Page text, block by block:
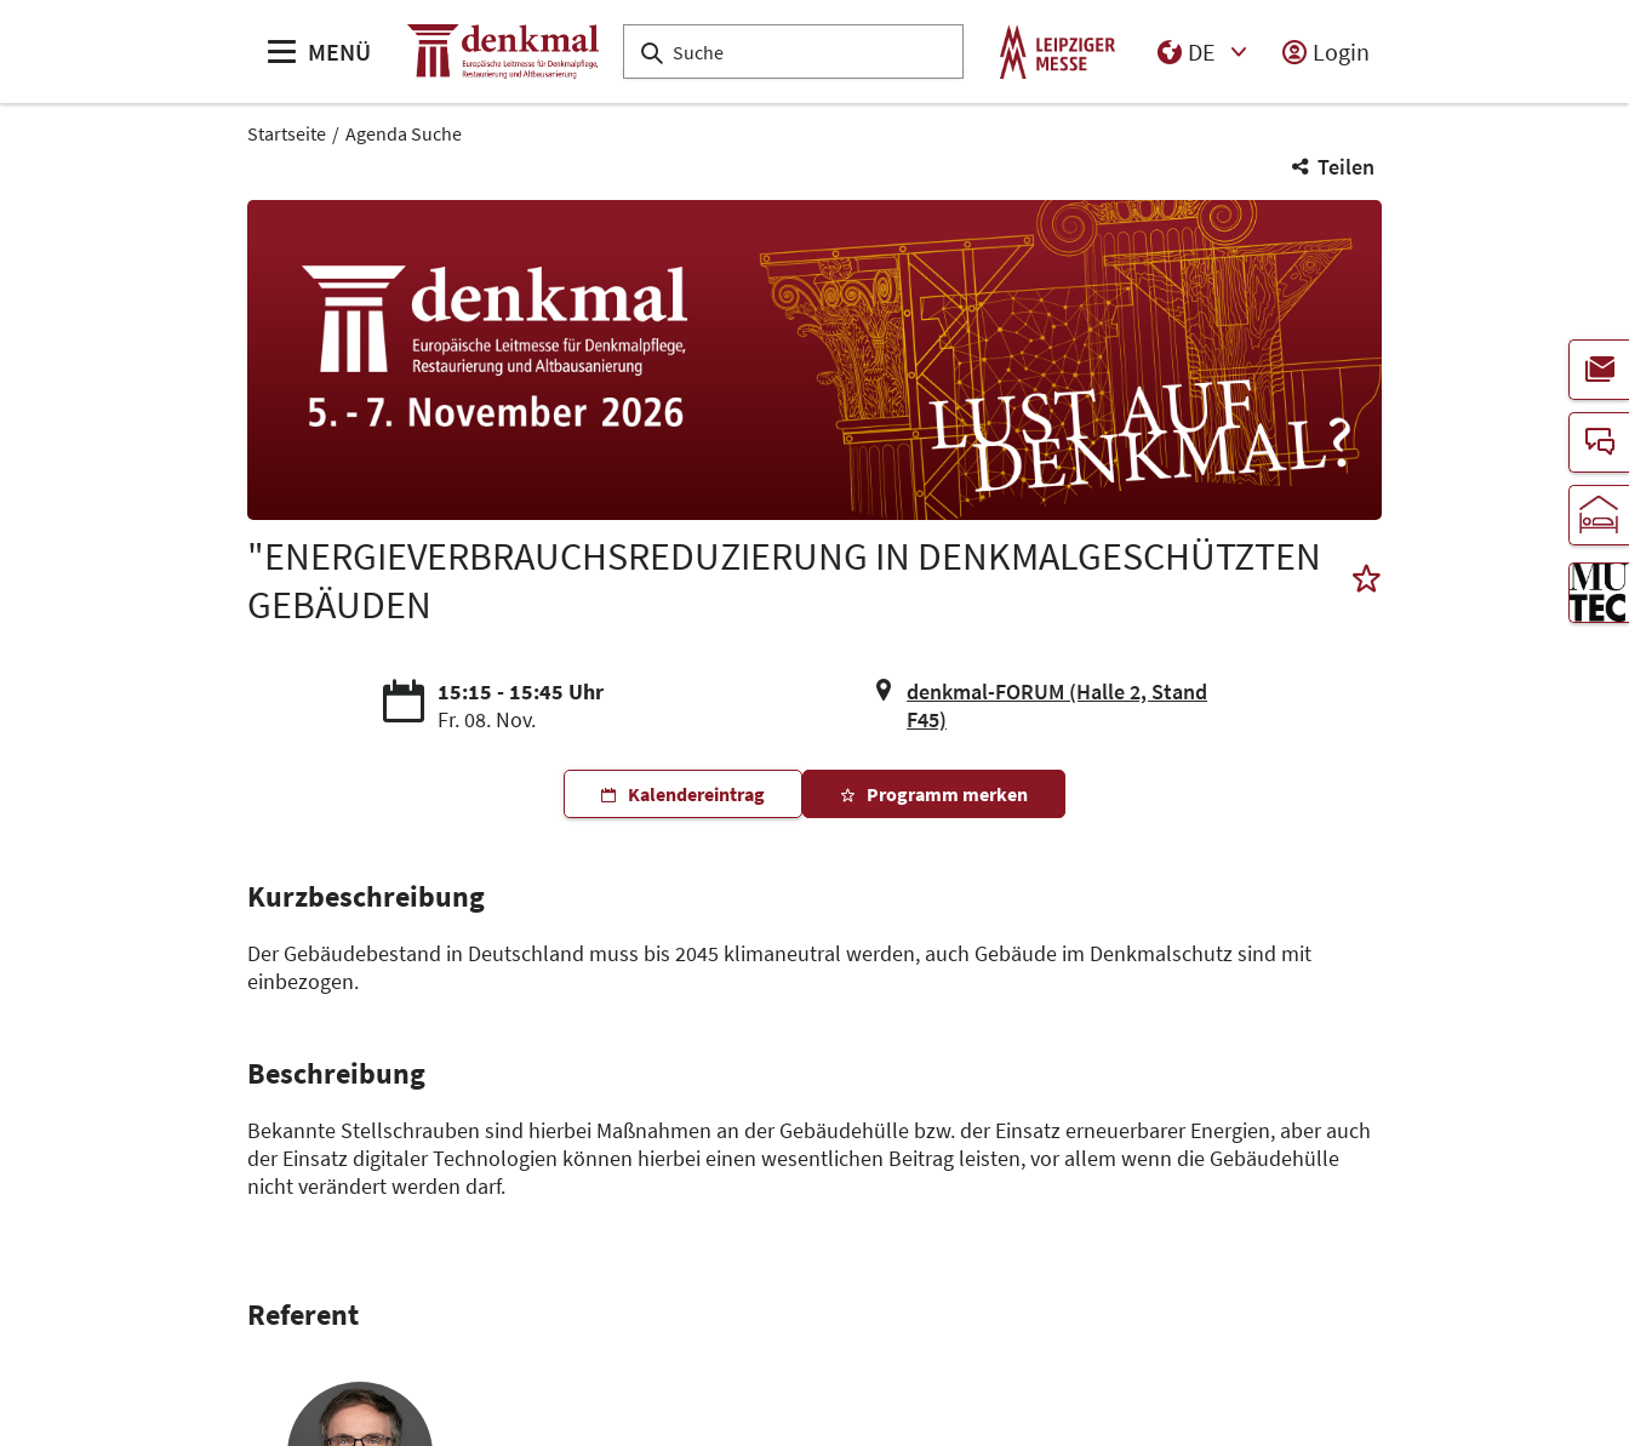
MENÜ
DE
Login
Startseite Agenda Suche
Teilen
"ENERGIEVERBRAUCHSREDUZIERUNG IN DENKMALGESCHÜTZTEN
GEBÄUDEN
15:15 - 15:45 Uhr
Fr. 08. Nov.
denkmal-FORUM (Halle 2, Stand
F45)
Kalendereintrag Programm merken
Kurzbeschreibung
Der Gebäudebestand in Deutschland muss bis 2045 klimaneutral werden, auch Gebäude im Denkmalschutz sind mit
einbezogen.
Beschreibung
Bekannte Stellschrauben sind hierbei Maßnahmen an der Gebäudehülle bzw. der Einsatz erneuerbarer Energien, aber auch
der Einsatz digitaler Technologien können hierbei einen wesentlichen Beitrag leisten, vor allem wenn die Gebäudehülle
nicht verändert werden darf.
Referent